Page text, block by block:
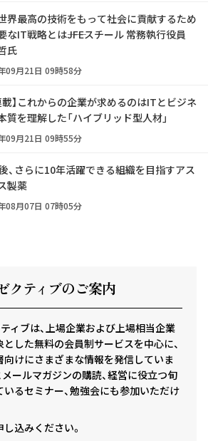
界最高の技術をもって社会に貢献するため
なIT戦略とは――JFEスチール 常務執行役員
氏
09月21日 09時58分
載】これからの企業が求めるのはITとビジネ
質を理解した「ハイブリッド型人材」
09月21日 09時55分
、さらに10年活躍できる組織を目指すアス
製薬
08月07日 07時05分
クティ ブのご案内
ィブは、上場企業および上場相当企業
した無料の会員制サービスを中心に、
けにさまざまな情報を発信していま
ールマガジンの購読、経営に役立つ旬
るセミナー、勉強会にも参加いただけ
込みください。